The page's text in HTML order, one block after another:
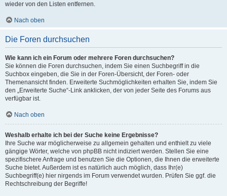
wieder von den Listen entfernen.
Nach oben
Die Foren durchsuchen
Wie kann ich ein Forum oder mehrere Foren durchsuchen?
Sie können die Foren durchsuchen, indem Sie einen Suchbegriff in die
Suchbox eingeben, die Sie in der Foren-Übersicht, der Foren- oder
Themenansicht finden. Erweiterte Suchmöglichkeiten erhalten Sie, indem Sie
den „Erweiterte Suche“-Link anklicken, der von jeder Seite des Forums aus
verfügbar ist.
Nach oben
Weshalb erhalte ich bei der Suche keine Ergebnisse?
Ihre Suche war möglicherweise zu allgemein gehalten und enthielt zu viele
gängige Wörter, welche von phpBB nicht indiziert werden. Stellen Sie eine
spezifischere Anfrage und benutzen Sie die Optionen, die Ihnen die erweiterte
Suche bietet. Außerdem ist es natürlich auch möglich, dass Ihr(e)
Suchbegriff(e) hier nirgends im Forum verwendet wurden. Prüfen Sie ggf. die
Rechtschreibung der Begriffe!